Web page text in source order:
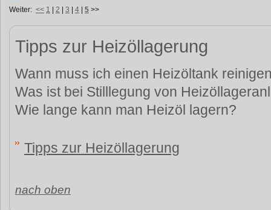
Weiter: << 1 2 3 4 5 >>
Tipps zur Heizöllagerung
Wann muss ich einen Heizöltank
Was ist bei Stilllegung von
Wie lange kann man Heizöl lagern?
Tipps zur Heizöllagerung
nach oben